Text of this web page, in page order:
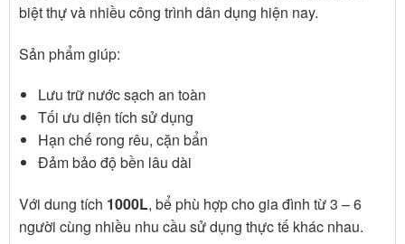
biệt thự và nhiều công trình dân dụng hiện nay.
Sản phẩm giúp:
Lưu trữ nước sạch an toàn
Tối ưu diện tích sử dụng
Hạn chế rong rêu, cặn bẩn
Đảm bảo độ bền lâu dài
Với dung tích 1000L, bể phù hợp cho gia đình từ 3 – 6
người cùng nhiều nhu cầu sử dụng thực tế khác nhau.